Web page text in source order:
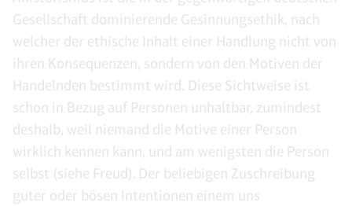
Gesellschaft dominierende Gesinnungsethik, nach
welcher der ethische Inhalt einer Handlung nicht von
ihren Konsequenzen, sondern von den Motiven der
Handelnden bestimmt wird. Diese Sichtweise ist
schon in Bezug auf Personen unhaltbar, zumindest
deshalb, weil niemand die Motive einer Person
wirklich kennen kann, und am wenigsten die Person
selbst (siehe Freud). Der beliebigen Zuschreibung
guter oder bösen Intentionen einem uns